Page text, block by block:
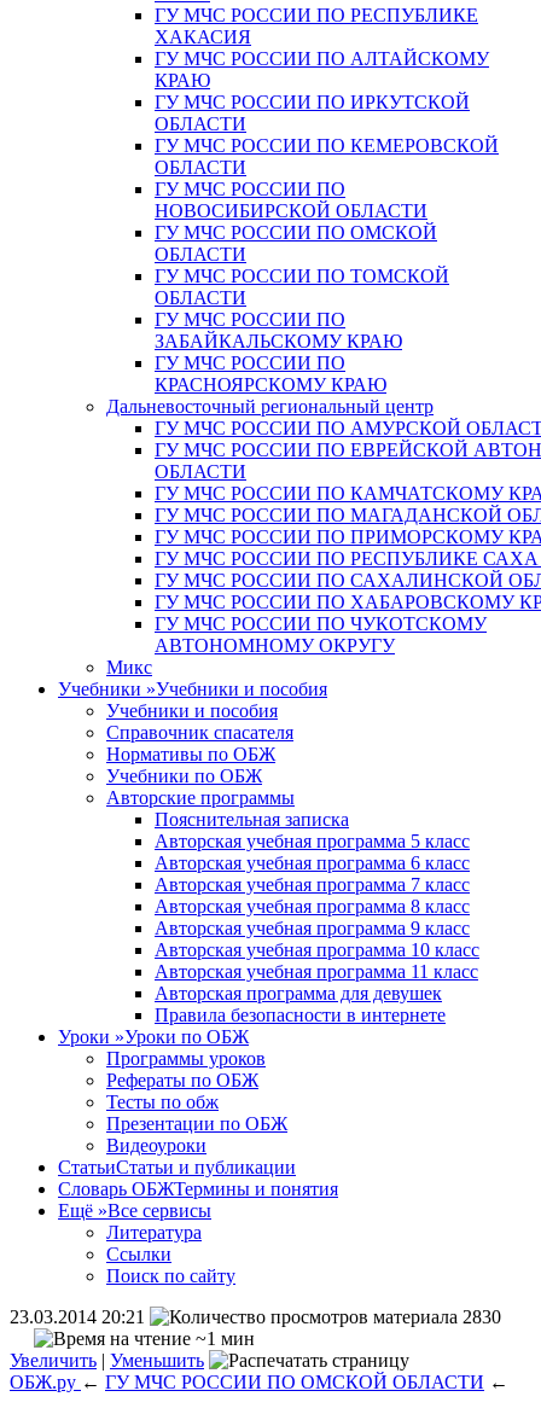
ГУ МЧС РОССИИ ПО РЕСПУБЛИКЕ
ХАКАСИЯ
ГУ МЧС РОССИИ ПО АЛТАЙСКОМУ
КРАЮ
ГУ МЧС РОССИИ ПО ИРКУТСКОЙ
ОБЛАСТИ
ГУ МЧС РОССИИ ПО КЕМЕРОВСКОЙ
ОБЛАСТИ
ГУ МЧС РОССИИ ПО
НОВОСИБИРСКОЙ ОБЛАСТИ
ГУ МЧС РОССИИ ПО ОМСКОЙ
ОБЛАСТИ
ГУ МЧС РОССИИ ПО ТОМСКОЙ
ОБЛАСТИ
ГУ МЧС РОССИИ ПО
ЗАБАЙКАЛЬСКОМУ КРАЮ
ГУ МЧС РОССИИ ПО
КРАСНОЯРСКОМУ КРАЮ
Дальневосточный региональный центр
ГУ МЧС РОССИИ ПО АМУРСКОЙ
ГУ МЧС РОССИИ ПО ЕВРЕЙСКОЙ
ОБЛАСТИ
ГУ МЧС РОССИИ ПО КАМЧАТСКОМУ
ГУ МЧС РОССИИ ПО МАГАДАНСКОЙ
ГУ МЧС РОССИИ ПО ПРИМОРСКОМУ
ГУ МЧС РОССИИ ПО РЕСПУБЛИКЕ
ГУ МЧС РОССИИ ПО САХАЛИНСКОЙ
ГУ МЧС РОССИИ ПО ХАБАРОВСКОМУ
ГУ МЧС РОССИИ ПО ЧУКОТСКОМУ
АВТОНОМНОМУ ОКРУГУ
Микс
Учебники »Учебники и пособия
Учебники и пособия
Справочник спасателя
Нормативы по ОБЖ
Учебники по ОБЖ
Авторские программы
Пояснительная записка
Авторская учебная программа 5 класс
Авторская учебная программа 6 класс
Авторская учебная программа 7 класс
Авторская учебная программа 8 класс
Авторская учебная программа 9 класс
Авторская учебная программа 10 класс
Авторская учебная программа 11 класс
Авторская программа для девушек
Правила безопасности в интернете
Уроки »Уроки по ОБЖ
Программы уроков
Рефераты по ОБЖ
Тесты по обж
Презентации по ОБЖ
Видеоуроки
СтатьиСтатьи и публикации
Словарь ОБЖТермины и понятия
Ещё »Все сервисы
Литература
Ссылки
Поиск по сайту
23.03.2014 20:21
2830
~1 мин
Увеличить | Уменьшить
ОБЖ.ру ← ГУ МЧС РОССИИ ПО ОМСКОЙ ОБЛАСТИ ←